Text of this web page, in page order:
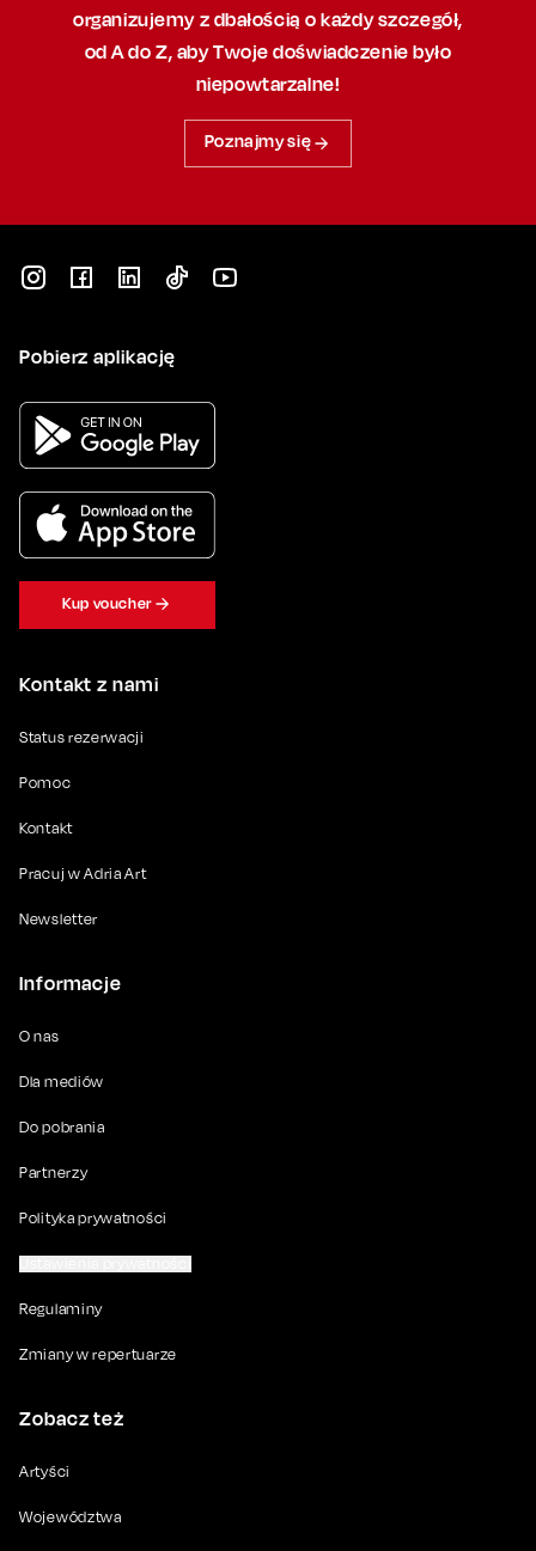
organizujemy z dbałością o każdy szczegół,
od A do Z, abyTwoje doświadczenie było
niepowtarzalne!
Poznajmy się
Kontakt z nami
Status rezerwacji
Pomoc
Kontakt
Pracuj w Adria Art
Newsletter
Informacje
O nas
Dla mediów
Do pobrania
Partnerzy
Polityka prywatności
Regulaminy
Zmiany w repertuarze
Zobacz też
Artyści
Województwa
Pobierz aplikację
Kup voucher